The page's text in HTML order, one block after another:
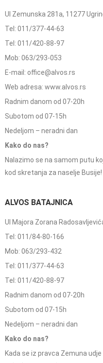
Ul Zemunska 281a, 11277
Tel: 011/377-44-63
Tel: 011/420-88-97
Mob: 063/293-053
E-mail: office@alvos.rs
Web adresa: www.alvos.rs
Radnim danom od 07-20h
Subotom od 07-15h
Nedeljom – neradni dan
Kako do nas?
Nalazimo se na samom putu
kod skretanja za naselje Busije!
ALVOS BATAJNICA
Ul Majora Zorana
Tel: 011/84-80-166
Mob: 063/293-432
Tel: 011/377-44-63
Tel: 011/420-88-97
Radnim danom od 07-20h
Subotom od 07-15h
Nedeljom – neradni dan
Kako do nas?
Kada se iz pravca Zemuna